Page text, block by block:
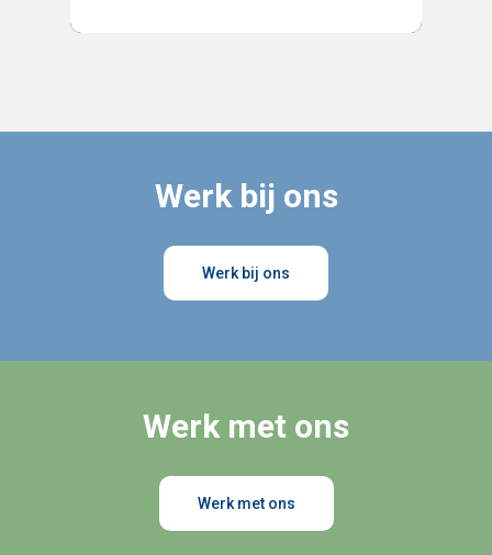
Werk bij ons
Werk bij ons
Werk met ons
Werk met ons